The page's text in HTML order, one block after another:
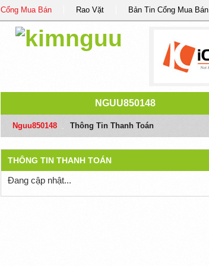
Cổng Mua Bán Rao Vặt Bản Tin Cổng Mua Bán
NGUU850148
Nguu850148 Thông Tin Thanh Toán
THÔNG TIN THANH TOÁN
Đang cập nhật...